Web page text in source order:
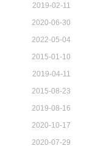
2019-02-11
2020-06-30
2022-05-04
2015-01-10
2019-04-11
2015-08-23
2019-08-16
2020-10-17
2020-07-29